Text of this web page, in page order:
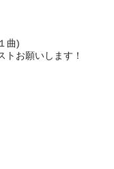
曲)
お願いします！